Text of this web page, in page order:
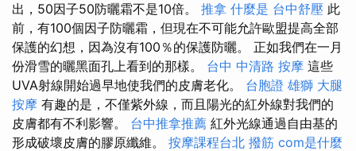
出，50因子50防曬霜不是10倍。 推拿 什麼是 台中舒壓 此
前，有100個因子防曬霜，但現在不可能允許歐盟提高全部
保護的幻想，因為沒有100％的保護防曬。 正如我們在一月
份滑雪的曬黑面孔上看到的那樣。 台中 中清路 按摩 這些
UVA射線開始過早地使我們的皮膚老化。 台胞證 雄獅 大腿
按摩 有趣的是，不僅紫外線，而且陽光的紅外線對我們的
皮膚都有不利影響。 台中推拿推薦 紅外光線通過自由基的
形成破壞皮膚的膠原纖維。 按摩課程台北 撥筋 com是什麼